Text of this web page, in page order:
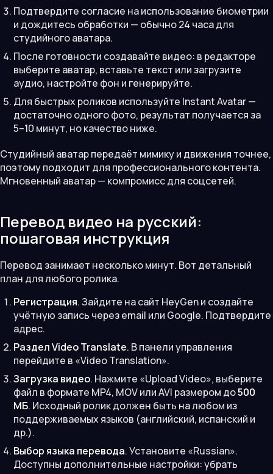
Подтвердите согласие на использование биометрии
и дождитесь обработки — обычно 24 часа для
студийного аватара.
После готовности создавайте видео: в редакторе
выберите аватар, вставьте текст или загрузите
аудио, настройте фон и генерируйте.
Для быстрых роликов используйте Instant Avatar —
достаточно одного фото, результат получается за
5–10 минут, но качество ниже.
Студийный аватар передаёт мимику и движения точнее,
поэтому подходит для профессионального контента.
Мгновенный аватар — компромисс для соцсетей.
Перевод видео на русский:
пошаговая инструкция
Перевод занимает несколько минут. Вот детальный
план для любого ролика.
Регистрация. Зайдите на сайт HeyGen и создайте
учётную запись через email или Google. Подтвердите
адрес.
Раздел Video Translate. В панели управления
перейдите в «Video Translation».
Загрузка видео. Нажмите «Upload Video», выберите
файл в формате MP4, MOV или AVI размером до500
МБ. Исходный ролик должен быть на любом из
поддерживаемых языков (английский, испанский и
др.).
Выбор языка перевода. Установите «Russian».
Доступны дополнительные настройки: убрать